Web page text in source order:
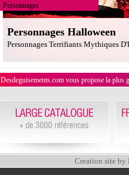
Personnages
Personnages Halloween
Personnages Terrifiants Mythiques
Desdeguisements.com vous propose la plus
Creation site by